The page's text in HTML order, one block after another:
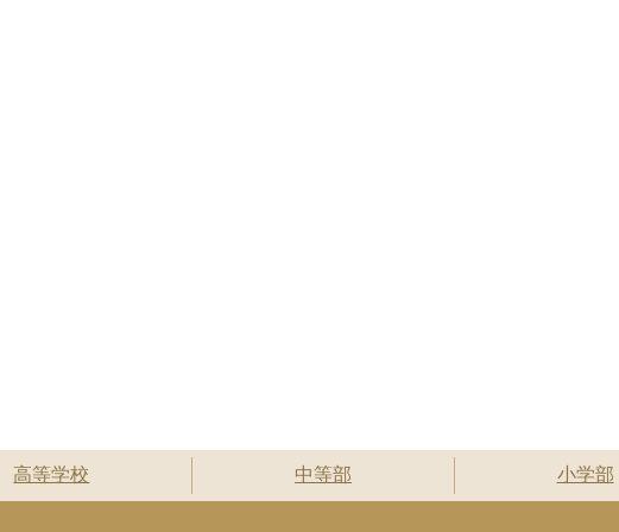
高等学校 中等部 小学部